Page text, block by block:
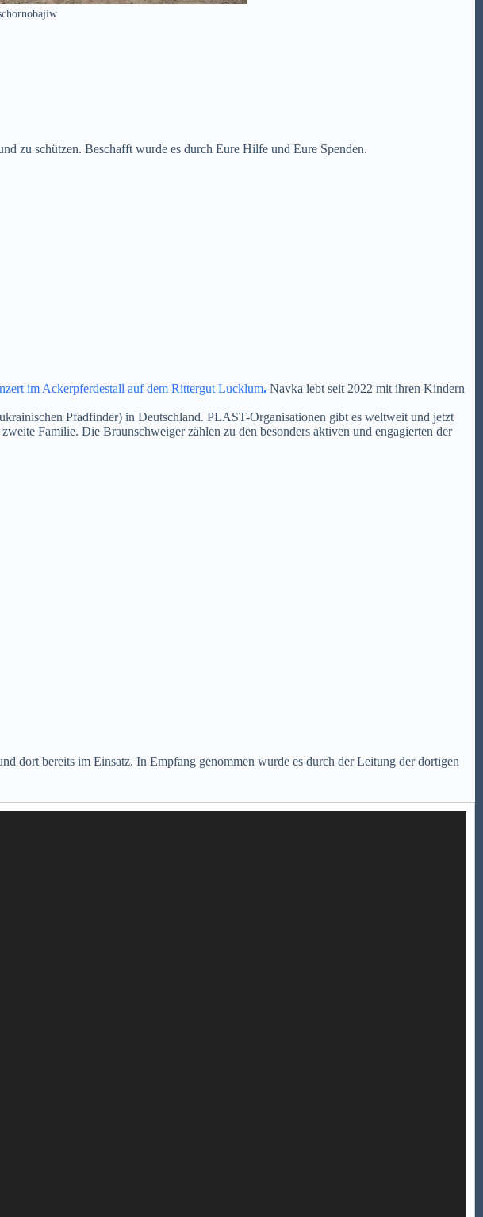
zu schützen. Beschafft wurde es durch Eure Hilfe und Eure Spenden.
im Ackerpferdestall auf dem Rittergut Lucklum. Navka lebt seit 2022 mit ihren Kindern
Pfadfinder) in Deutschland. PLAST-Organisationen gibt es weltweit und jetzt
Familie. Die Braunschweiger zählen zu den besonders aktiven und engagierten der
dort bereits im Einsatz. In Empfang genommen wurde es durch der Leitung der dortigen